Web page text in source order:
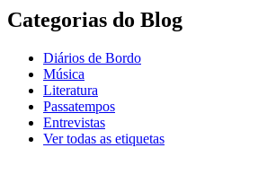
Categorias do Blog
Diários de Bordo
Música
Literatura
Passatempos
Entrevistas
Ver todas as etiquetas